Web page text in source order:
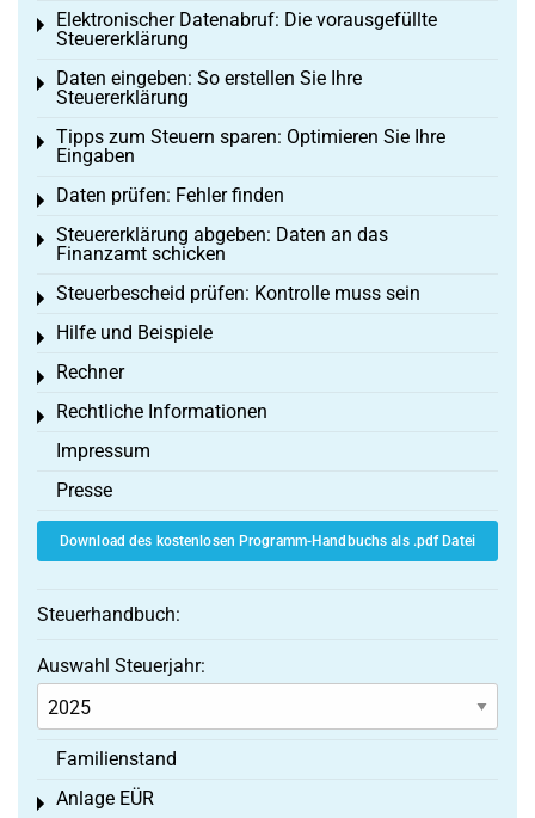
Elektronischer Datenabruf: Die vorausgefüllte
Steuererklärung
Toggle menu
Daten eingeben: So erstellen Sie Ihre
Steuererklärung
Toggle menu
Tipps zum Steuern sparen: Optimieren Sie Ihre
Eingaben
Toggle menu
Daten prüfen: Fehler finden
Toggle menu
Steuererklärung abgeben: Daten an das
Finanzamt schicken
Toggle menu
Steuerbescheid prüfen: Kontrolle muss sein
Toggle menu
Hilfe und Beispiele
Toggle menu
Rechner
Toggle menu
Rechtliche Informationen
Toggle menu
Impressum
Presse
Download des kostenlosen Programm-Handbuchs als .pdf Datei
Steuerhandbuch:
Auswahl Steuerjahr:
Familienstand
Anlage EÜR
Toggle menu